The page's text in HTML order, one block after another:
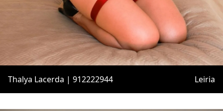
Thalya Lacerda | 912222944 Leiria